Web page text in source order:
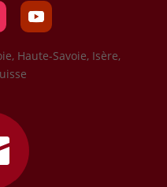
Haute-Savoie, Isère,